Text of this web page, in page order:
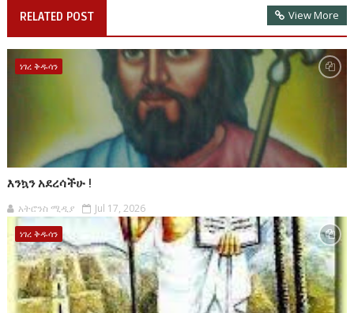
RELATED POST View More
ነገረ ቅዱሳን
እንኳን አደረሳችሁ !
አትሮንስ ሚዲያ Jul 17, 2026
ነገረ ቅዱሳን